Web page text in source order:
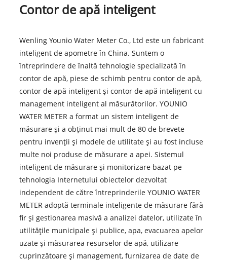
Contor de apă inteligent
Wenling Younio Water Meter Co., Ltd este un fabricant
inteligent de apometre în China. Suntem o
întreprindere de înaltă tehnologie specializată în
contor de apă, piese de schimb pentru contor de apă,
contor de apă inteligent și contor de apă inteligent cu
management inteligent al măsurătorilor. YOUNIO
WATER METER a format un sistem inteligent de
măsurare și a obținut mai mult de 80 de brevete
pentru invenții și modele de utilitate și au fost incluse
multe noi produse de măsurare a apei. Sistemul
inteligent de măsurare și monitorizare bazat pe
tehnologia Internetului obiectelor dezvoltat
independent de către întreprinderile YOUNIO WATER
METER adoptă terminale inteligente de măsurare fără
fir și gestionarea masivă a analizei datelor, utilizate în
utilitățile municipale și publice, apa, evacuarea apelor
uzate și măsurarea resurselor de apă, utilizare
cuprinzătoare și management, furnizarea de date de